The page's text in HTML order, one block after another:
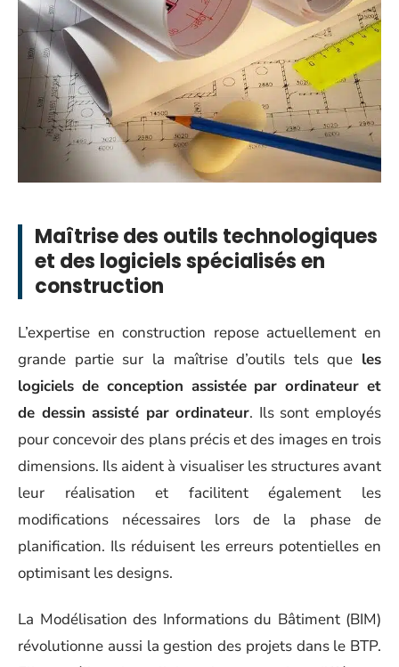
Maîtrise des outils technologiques
et des logiciels spécialisés en
construction
L’expertise en construction repose actuellement en
grande partie sur la maîtrise d’outils tels que les
logiciels de conception assistée par ordinateur et
de dessin assisté par ordinateur. Ils sont employés
pour concevoir des plans précis et des images en trois
dimensions. Ils aident à visualiser les structures avant
leur réalisation et facilitent également les
modifications nécessaires lors de la phase de
planification. Ils réduisent les erreurs potentielles en
optimisant les designs.
La Modélisation des Informations du Bâtiment (BIM)
révolutionne aussi la gestion des projets dans le BTP.